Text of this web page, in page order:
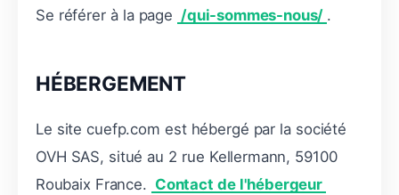
Se référer à la page /qui-sommes-nous/ .
HÉBERGEMENT
Le site cuefp.com est hébergé par la société
OVH SAS, situé au 2 rue Kellermann, 59100
Roubaix France. Contact de l'hébergeur